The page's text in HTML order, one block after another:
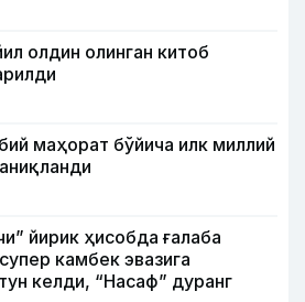
олдин олинган китоб
маҳорат бўйича илк миллий
йирик ҳисобда ғалаба
камбек эвазига
келди, “Насаф” дуранг